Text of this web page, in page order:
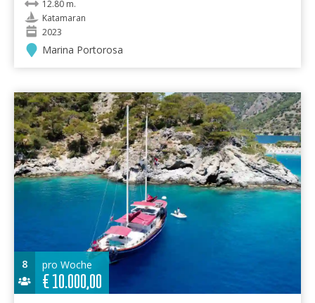
12.80 m.
Katamaran
2023
Marina Portorosa
8 pro Woche
€10.000,00